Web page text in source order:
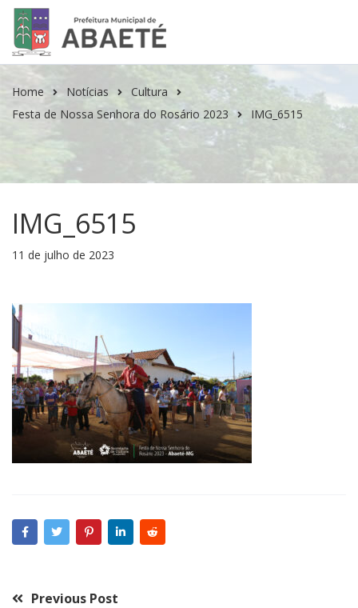
Home Notícias
Cultura
Festa de Nossa Senhora do Rosário 2023
IMG_6515
IMG_6515
11 de julho de 2023
Previous Post